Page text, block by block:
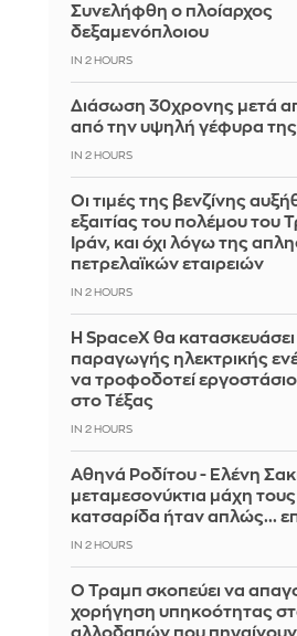
Συνελήφθη ο πλοίαρχος
δεξαμενόπλοιου
IN 2 HOURS
Διάσωση 30χρονης μετά
από την υψηλή γέφυρα της
IN 2 HOURS
Οι τιμές της βενζίνης
εξαιτίας του πολέμου του
Ιράν, και όχι λόγω της
πετρελαϊκών εταιρειών
IN 2 HOURS
Η SpaceX θα
παραγωγής ηλεκτρικής
να τροφοδοτεί εργοστάσιο
στο Τέξας
IN 2 HOURS
Αθηνά Ροδίτου - Ελένη
μεταμεσονύκτια μάχη τους
κατσαρίδα ήταν απλώς...
IN 2 HOURS
Ο Τραμπ σκοπεύει να
χορήγηση υπηκοότητας